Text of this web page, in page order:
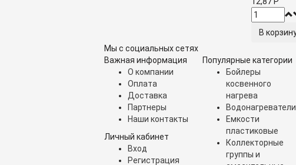
Мы с социальных сетях
Важная информация
О компании
Оплата
Доставка
Партнеры
Наши контакты
Личный кабинет
Вход
Регистрация
Популярные категории
Бойлеры
косвенного
нагрева
Водонагреватели
Емкости
пластиковые
Коллекторные
группы и